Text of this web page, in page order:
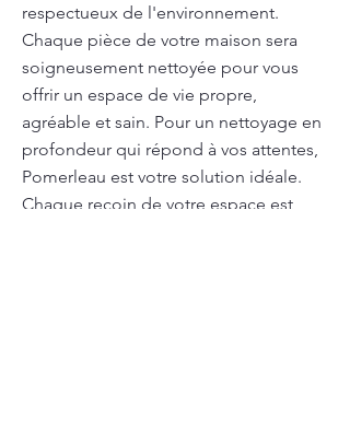
respectueux de l'environnement.
Chaque pièce de votre maison sera
soigneusement nettoyée pour vous
offrir un espace de vie propre,
agréable et sain. Pour un nettoyage en
profondeur qui répond à vos attentes,
Pomerleau est votre solution idéale.
Chaque recoin de votre espace est